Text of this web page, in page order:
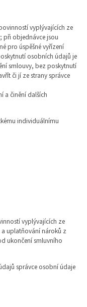
vyplývajících ze
při objednávce jsou
pro úspěšné vyřízení
osobních údajů je
smlouvy, bez poskytnutí
či jí ze strany správce
a činění dalších
individuálnímu
vyplývajících ze
uplatňování nároků z
ukončení smluvního
správce osobní údaje